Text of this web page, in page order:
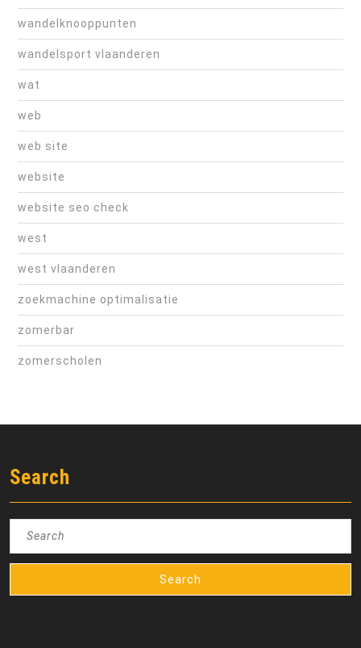
wandelknooppunten
wandelsport vlaanderen
wat
web
web site
website
website seo check
west
west vlaanderen
zoekmachine optimalisatie
zomerbar
zomerscholen
Search
Search